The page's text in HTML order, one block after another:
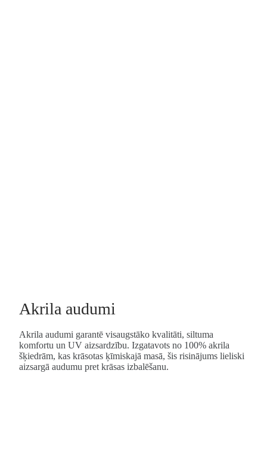
Akrila audumi
Akrila audumi garantē visaugstāko kvalitāti, siltuma
komfortu un UV aizsardzību. Izgatavots no 100% akrila
šķiedrām, kas krāsotas ķīmiskajā masā, šis risinājums lieliski
aizsargā audumu pret krāsas izbalēšanu.